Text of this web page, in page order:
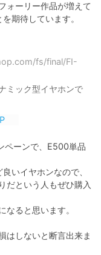
ォーリー作品が増えて
期待しています。
fs/final/FI-
ミック型イヤホンで
ペーンで、E500単品
いイヤホンなので、
だという人もぜひ購入
ると思います。
はしないと断言出来ま